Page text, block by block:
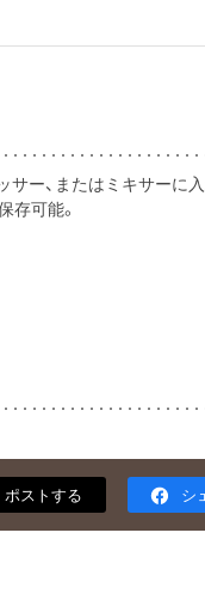
ー、またはミキサーに
存可能。
ポストする シ